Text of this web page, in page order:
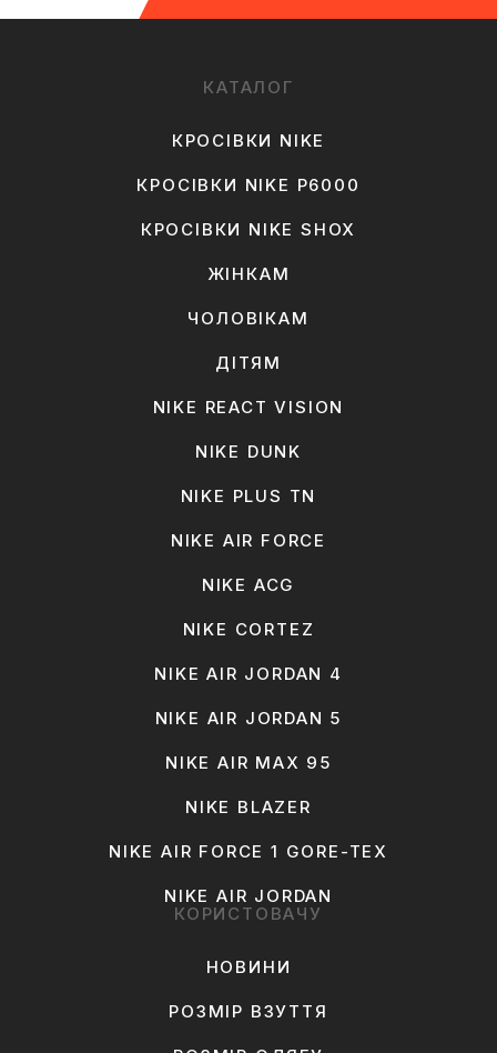
КАТАЛОГ
КРОСІВКИ NIKE
КРОСІВКИ NIKE P6000
КРОСІВКИ NIKE SHOX
ЖІНКАМ
ЧОЛОВІКАМ
ДІТЯМ
NIKE REACT VISION
NIKE DUNK
NIKE PLUS TN
NIKE AIR FORCE
NIKE ACG
NIKE CORTEZ
NIKE AIR JORDAN 4
NIKE AIR JORDAN 5
NIKE AIR MAX 95
NIKE BLAZER
NIKE AIR FORCE 1 GORE-TEX
NIKE AIR JORDAN
КОРИСТОВАЧУ
НОВИНИ
РОЗМІР ВЗУТТЯ